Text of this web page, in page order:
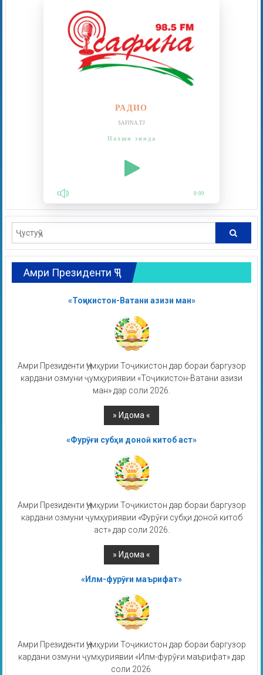
РАДИО
SAFINA.TJ
Пахши зинда
0:00
Амри Президенти ҶТ
«Тоҷикистон-Ватани азизи ман»
Амри Президенти Ҷумҳурии Тоҷикистон дар бораи баргузор
кардани озмуни ҷумҳуриявии «Тоҷикистон-Ватани азизи
ман» дар соли 2026.
«Фурӯғи субҳи доноӣ китоб аст»
Амри Президенти Ҷумҳурии Тоҷикистон дар бораи баргузор
кардани озмуни ҷумҳуриявии «Фурӯғи субҳи доноӣ китоб
аст» дар соли 2026.
«Илм-фурӯғи маърифат»
Амри Президенти Ҷумҳурии Тоҷикистон дар бораи баргузор
кардани озмуни ҷумҳуриявии «Илм-фурӯғи маърифат» дар
соли 2026.